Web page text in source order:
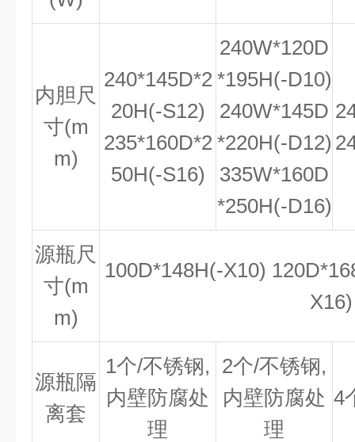
内胆尺
寸(m
m)
240*145D*2
20H(-S12)
235*160D*2
50H(-S16)
240W*120D
*195H(-D10)
240W*145D
*220H(-D12)
335W*160D
*250H(-D16)
源瓶尺
寸(m
m)
100D*148H(-X10)
X16)
源瓶隔
离套
1个/不锈钢,
内壁防腐处
理
2个/不锈钢,
内壁防腐处
理
4